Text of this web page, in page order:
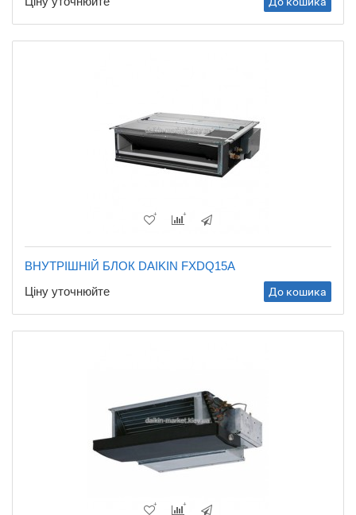
ВНУТРІШНІЙ БЛОК DAIKIN FXDQ15A
Ціну уточнюйте
До кошика